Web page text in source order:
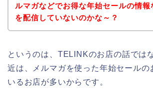
ルマガなどでお得な年始セールの情報
を配信していないのかな～？
というのは、TELINKのお店の話では
近は、メルマガを使った年始セールの
いるお店が多いからです。